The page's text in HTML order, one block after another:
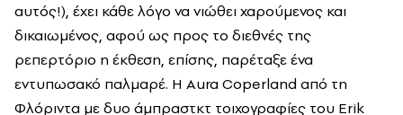
αυτός!), έχει κάθε λόγο να νιώθει χαρούμενος και
δικαιωμένος, αφού ως προς το διεθνές της
ρεπερτόριο η έκθεση, επίσης, παρέταξε ένα
εντυπωσακό παλμαρέ. Η Aura Coperland από τη
Φλόριντα με δυο άμπραστκτ τοιχογραφίες του Erik